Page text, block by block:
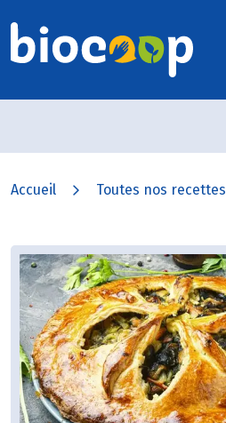
Accueil Toutes nos recettes